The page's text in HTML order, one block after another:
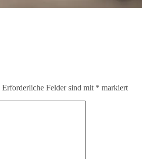
Erforderliche Felder sind mit * markiert